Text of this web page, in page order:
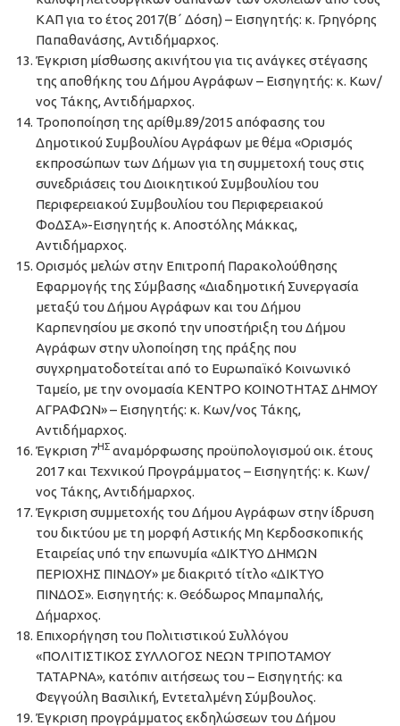
ΚΑΠ για το έτος 2017(Β΄ Δόση) – Εισηγητής: κ. Γρηγόρης
Παπαθανάσης, Αντιδήμαρχος.
Έγκριση μίσθωσης ακινήτου για τις ανάγκες στέγασης
της αποθήκης του Δήμου Αγράφων – Εισηγητής: κ. Κων/
νος Τάκης, Αντιδήμαρχος.
Τροποποίηση της αρίθμ.89/2015 απόφασης του
Δημοτικού Συμβουλίου Αγράφων με θέμα «Ορισμός
εκπροσώπων των Δήμων για τη συμμετοχή τους στις
συνεδριάσεις του Διοικητικού Συμβουλίου του
Περιφερειακού Συμβουλίου του Περιφερειακού
ΦοΔΣΑ»-Εισηγητής κ. Αποστόλης Μάκκας,
Αντιδήμαρχος.
Ορισμός μελών στην Επιτροπή Παρακολούθησης
Εφαρμογής της Σύμβασης «Διαδημοτική Συνεργασία
μεταξύ του Δήμου Αγράφων και του Δήμου
Καρπενησίου με σκοπό την υποστήριξη του Δήμου
Αγράφων στην υλοποίηση της πράξης που
συγχρηματοδοτείται από το Ευρωπαϊκό Κοινωνικό
Ταμείο, με την ονομασία ΚΕΝΤΡΟ ΚΟΙΝΟΤΗΤΑΣ ΔΗΜΟΥ
ΑΓΡΑΦΩΝ» – Εισηγητής: κ. Κων/νος Τάκης,
Αντιδήμαρχος.
Έγκριση 7ΗΣ αναμόρφωσης προϋπολογισμού οικ. έτους
2017 και Τεχνικού Προγράμματος – Εισηγητής: κ. Κων/
νος Τάκης, Αντιδήμαρχος.
Έγκριση συμμετοχής του Δήμου Αγράφων στην ίδρυση
του δικτύου με τη μορφή Αστικής Μη Κερδοσκοπικής
Εταιρείας υπό την επωνυμία «ΔΙΚΤΥΟ ΔΗΜΩΝ
ΠΕΡΙΟΧΗΣ ΠΙΝΔΟΥ» με διακριτό τίτλο «ΔΙΚΤΥΟ
ΠΙΝΔΟΣ». Εισηγητής: κ. Θεόδωρος Μπαμπαλής,
Δήμαρχος.
Επιχορήγηση του Πολιτιστικού Συλλόγου
«ΠΟΛΙΤΙΣΤΙΚΟΣ ΣΥΛΛΟΓΟΣ ΝΕΩΝ ΤΡΙΠΟΤΑΜΟΥ
ΤΑΤΑΡΝΑ», κατόπιν αιτήσεως του – Εισηγητής: κα
Φεγγούλη Βασιλική, Εντεταλμένη Σύμβουλος.
Έγκριση προγράμματος εκδηλώσεων του Δήμου